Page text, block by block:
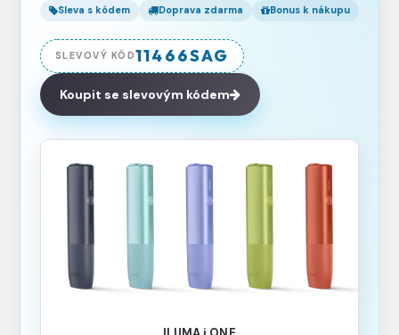
Sleva s kódem Doprava zdarma Bonus k nákupu
SLEVOVÝ KÓD11466SAG
Koupit se slevovým kódem